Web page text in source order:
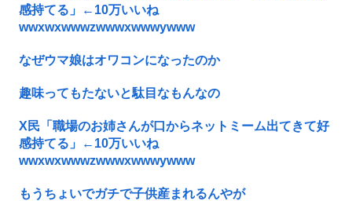
感持てる」←10万いいね
wwxwxwwwzwwwxwwwywww
なぜウマ娘はオワコンになったのか
趣味ってもたないと駄目なもんなの
X民「職場のお姉さんが口からネットミーム出てきて好
感持てる」←10万いいね
wwxwxwwwzwwwxwwwywww
もうちょいでガチで子供産まれるんやが